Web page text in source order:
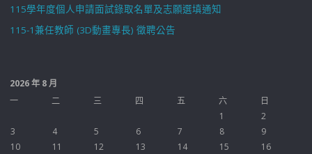
115學年度個人申請面試錄取名單及志願選填通知
115-1兼任教師 (3D動畫專長) 徵聘公告
2026 年 8 月
一
二 三 四 五 六
日
1
2
3
4 5 6 7 8
9
10
11 12 13 14 15
16